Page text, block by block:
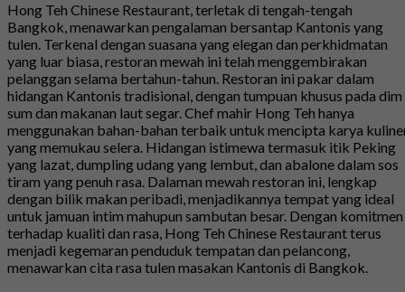
Hong Teh Chinese Restaurant, terletak di tengah-tengah
Bangkok, menawarkan pengalaman bersantap Kantonis yang
tulen. Terkenal dengan suasana yang elegan dan perkhidmatan
yang luar biasa, restoran mewah ini telah menggembirakan
pelanggan selama bertahun-tahun. Restoran ini pakar dalam
hidangan Kantonis tradisional, dengan tumpuan khusus pada dim
sum dan makanan laut segar. Chef mahir Hong Teh hanya
menggunakan bahan-bahan terbaik untuk mencipta karya
yang memukau selera. Hidangan istimewa termasuk itik Peking
yang lazat, dumpling udang yang lembut, dan abalone dalam sos
tiram yang penuh rasa. Dalaman mewah restoran ini, lengkap
dengan bilik makan peribadi, menjadikannya tempat yang ideal
untuk jamuan intim mahupun sambutan besar. Dengan komitmen
terhadap kualiti dan rasa, Hong Teh Chinese Restaurant terus
menjadi kegemaran penduduk tempatan dan pelancong,
menawarkan cita rasa tulen masakan Kantonis di Bangkok.